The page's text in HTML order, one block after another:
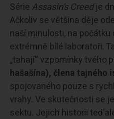
Série Assasin’s Creedje
Ačkoliv se většina děje
naší minulosti, na
extrémně bílé laboratoři.
„tahají“ vzpomínky tvého
hašašína), člena tajného
spojovaného pouze s
vrahy. Ve skutečnosti se
sektu. Jejich historii teď